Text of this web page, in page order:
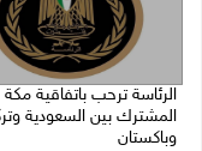
الرئاسة ترحب باتفاقية مكة
المشترك بين السعودية
وباكستان